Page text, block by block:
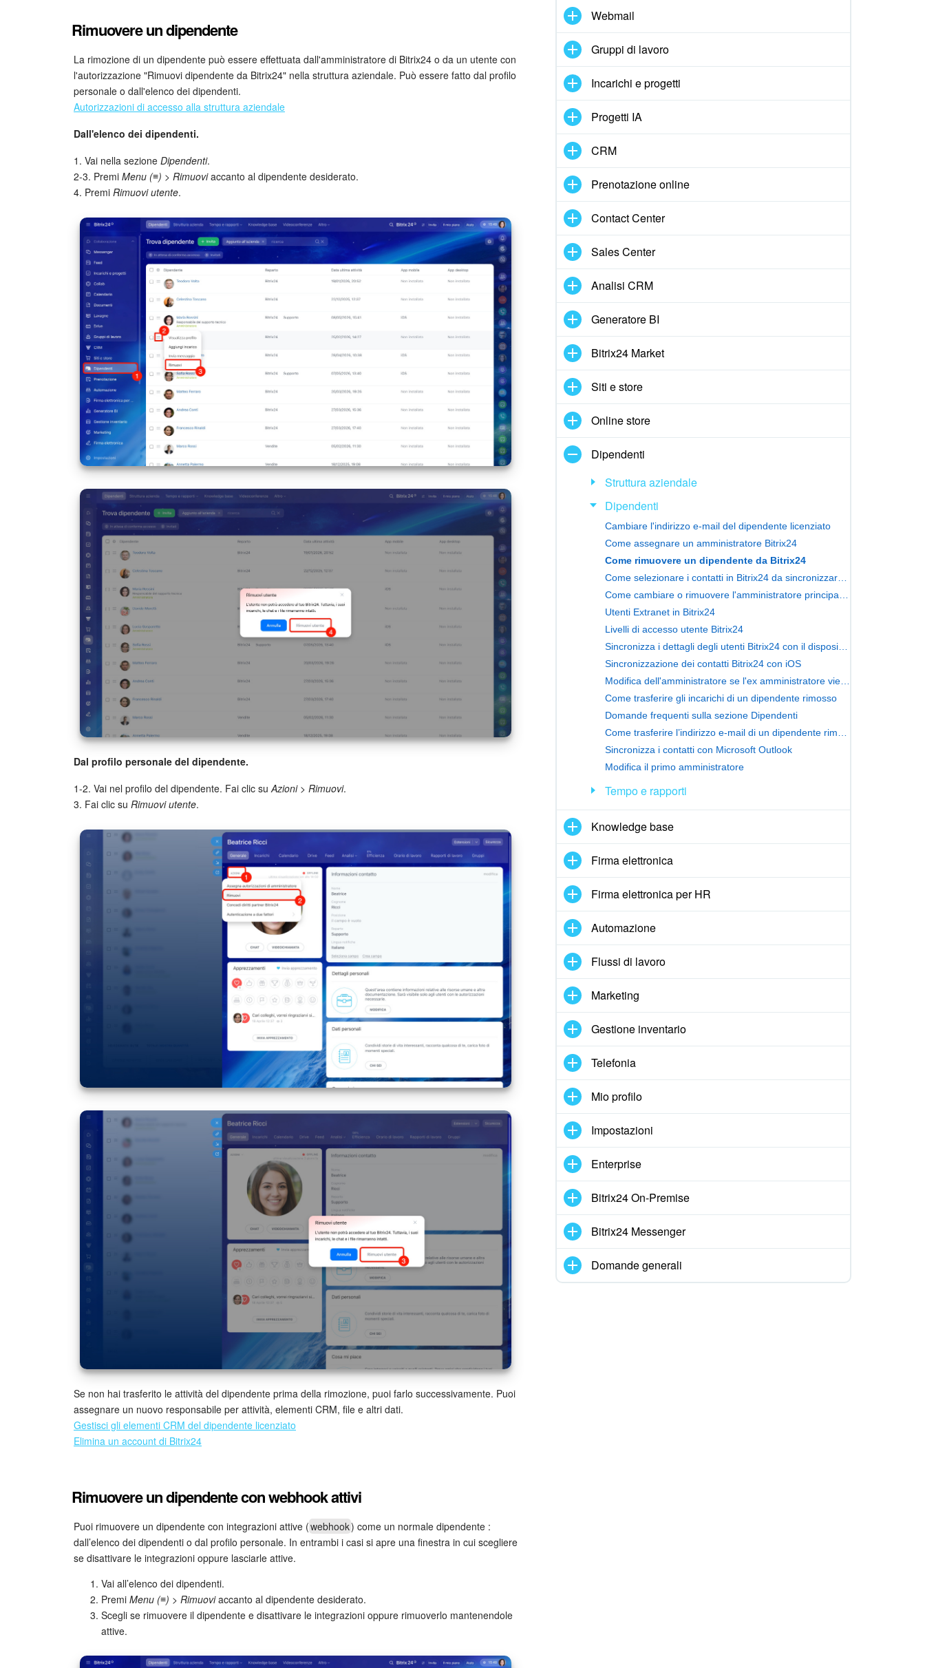
Rimuovere un dipendente
La rimozione di un dipendente può essere effettuata dall'amministratore di Bitrix24 o da un utente con
l'autorizzazione "Rimuovi dipendente da Bitrix24" nella struttura aziendale. Può essere fatto dal profilo
personale o dall'elenco dei dipendenti.
Autorizzazioni di accesso alla struttura aziendale
Dall'elenco dei dipendenti.
1. Vai nella sezione Dipendenti.
2-3. Premi Menu (≡) > Rimuoviaccanto al dipendente desiderato.
4. Premi Rimuovi utente.
Dal profilo personale del dipendente.
1-2. Vai nel profilo del dipendente. Fai clic suAzioni > Rimuovi.
3. Fai clic su Rimuovi utente.
Se non hai trasferito le attività del dipendente prima della rimozione, puoi farlo successivamente. Puoi
assegnare un nuovo responsabile per attività, elementi CRM, file e altri dati.
Gestisci gli elementi CRM del dipendente licenziato
Elimina un account di Bitrix24
Rimuovere un dipendente con webhook attivi
Puoi rimuovere un dipendente con integrazioni attive (webhook) come un normale dipendente :
dall’elenco dei dipendenti o dal profilo personale. In entrambi i casi si apre una finestra in cui scegliere
se disattivare le integrazioni oppure lasciarle attive.
Vai all’elenco dei dipendenti.
Premi Menu (≡) > Rimuoviaccanto al dipendente desiderato.
Scegli se rimuovere il dipendente e disattivare le integrazioni oppure rimuoverlo mantenendole
attive.
Webmail
Gruppi di lavoro
Incarichi e progetti
Progetti IA
CRM
Prenotazione online
Contact Center
Sales Center
Analisi CRM
Generatore BI
Bitrix24 Market
Siti e store
Online store
Dipendenti
Struttura aziendale
Dipendenti
Cambiare l'indirizzo e-mail del dipendente licenziato
Come assegnare un amministratore Bitrix24
Come rimuovere un dipendente da Bitrix24
Utenti Extranet in Bitrix24
Livelli di accesso utente Bitrix24
Sincronizzazione dei contatti Bitrix24 con iOS
Come trasferire gli incarichi di un dipendente rimosso
Domande frequenti sulla sezione Dipendenti
Sincronizza i contatti con Microsoft Outlook
Modifica il primo amministratore
Tempo e rapporti
Knowledge base
Firma elettronica
Firma elettronica per HR
Automazione
Flussi di lavoro
Marketing
Gestione inventario
Telefonia
Mio profilo
Impostazioni
Enterprise
Bitrix24 On-Premise
Bitrix24 Messenger
Domande generali